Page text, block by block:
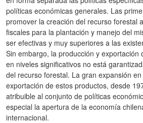
políticas económicas generales. Las
promover la creación del recurso forestal
fiscales para la plantación y manejo del
ser efectivas y muy superiores a las
Sin embargo, la producción y exportación
en niveles significativos no está
del recurso forestal. La gran expansión
exportación de estos productos, desde
atribuible al conjunto de políticas
especial la apertura de la economía
internacional.